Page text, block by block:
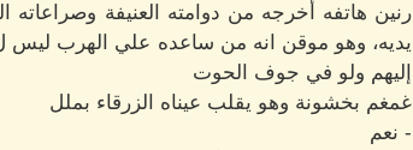
رنين هاتفه أخرجه من دوامته العنيفة
يديه، وهو موقن انه من ساعده علي الهرب ليس
إليهم ولو في جوف الحوت
غمغم بخشونة وهو يقلب عيناه الزرقاء بملل
- نعم